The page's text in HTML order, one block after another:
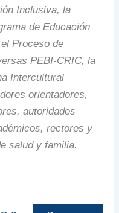
Inclusiva, la
de Educación
Proceso de
PEBI-CRIC, la
Intercultural
orientadores,
autoridades
rectores y
salud y familia.